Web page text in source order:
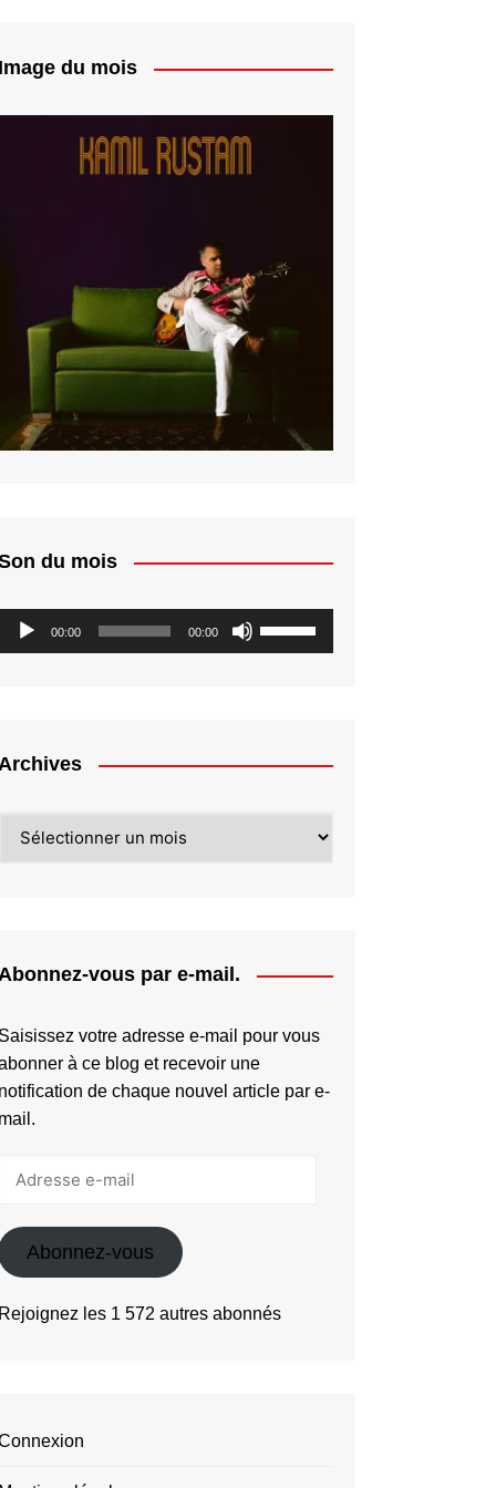
Image du mois
du mois
Lecteur
00:00 00:00
les
diminuer
vous par e-mail.
Saisissez votre adresse e-mail pour vous
à ce blog et recevoir une
notification de chaque nouvel article par e-
mail.
Abonnez-vous
Rejoignez les 1 572 autres abonnés